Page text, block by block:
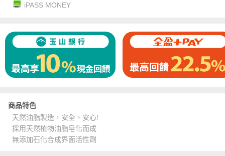
iPASS MONEY
商品特色
天然油脂製造，安全、安心!
採用天然植物油脂皂化而成
無添加石化合成界面活性劑